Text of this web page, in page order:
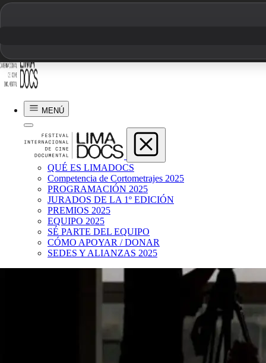
MENÚ
QUÉ ES LIMADOCS
Competencia de Cortometrajes 2025
PROGRAMACIÓN 2025
JURADOS DE LA 1º EDICIÓN
PREMIOS 2025
EQUIPO 2025
SÉ PARTE DEL EQUIPO
CÓMO APOYAR / DONAR
SEDES Y ALIANZAS 2025
Diego Palomino Zea
RITUAL
2023 | 10 min | Perú, Cuba